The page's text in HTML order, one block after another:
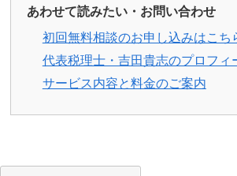
あわせて読みたい・お問い合わせ
初回無料相談のお申し込みはこち
代表税理士・吉田貴志のプロフィ
サービス内容と料金のご案内